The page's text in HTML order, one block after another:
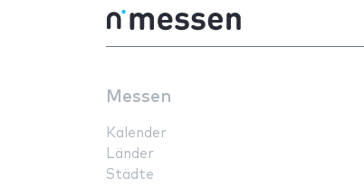
Messen
Kalender
Länder
Städte